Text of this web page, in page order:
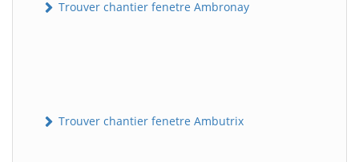
Trouver chantier fenetre Ambronay
Trouver chantier fenetre Ambutrix